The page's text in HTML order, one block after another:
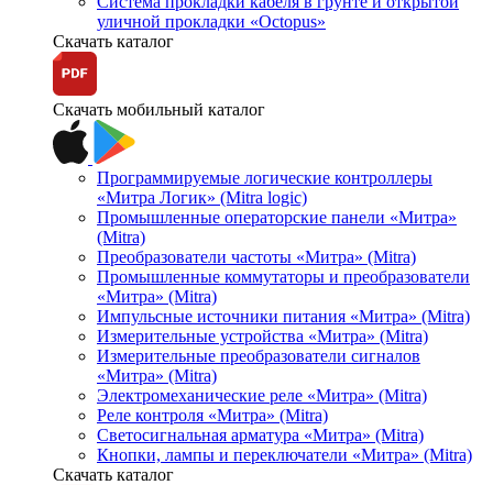
уличной прокладки «Octopus»
Скачать каталог
Скачать мобильный каталог
Программируемые логические контроллеры
«Митра Логик» (Mitra logic)
Промышленные операторские панели «Митра»
(Mitra)
Преобразователи частоты «Митра» (Mitra)
Промышленные коммутаторы и преобразователи
«Митра» (Mitra)
Импульсные источники питания «Митра» (Mitra)
Измерительные устройства «Митра» (Mitra)
Измерительные преобразователи сигналов
«Митра» (Mitra)
Электромеханические реле «Митра» (Mitra)
Реле контроля «Митра» (Mitra)
Светосигнальная арматура «Митра» (Mitra)
Кнопки, лампы и переключатели «Митра» (Mitra)
Скачать каталог